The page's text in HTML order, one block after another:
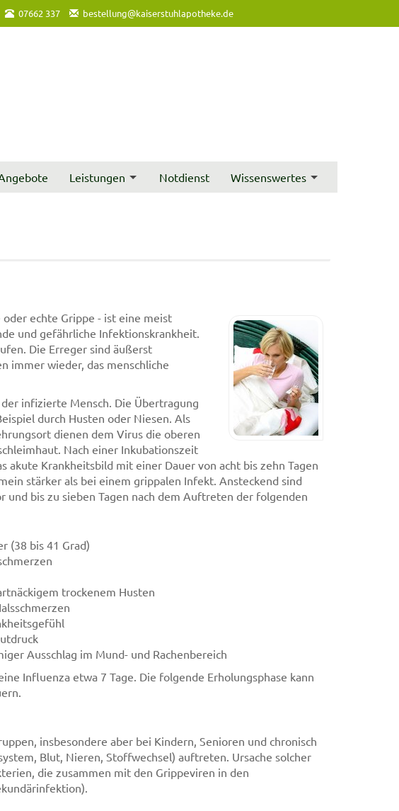
07662 337 bestellung@kaiserstuhlapotheke.de
Leistungen Notdienst Wissenswertes
echte Grippe - ist eine meist
und gefährliche Infektionskrankheit.
Die Erreger sind äußerst
immer wieder, das menschliche
infizierte Mensch. Die Übertragung
durch Husten oder Niesen. Als
dienen dem Virus die oberen
Nach einer Inkubationszeit
akute Krankheitsbild mit einer Dauer von acht bis zehn Tagen
stärker als bei einem grippalen Infekt. Ansteckend sind
und bis zu sieben Tagen nach dem Auftreten der folgenden
(38 bis 41 Grad)
trockenem Husten
Ausschlag im Mund- und Rachenbereich
Influenza etwa 7 Tage. Die folgende Erholungsphase kann
insbesondere aber bei Kindern, Senioren und chronisch
Blut, Nieren, Stoffwechsel) auftreten. Ursache solcher
die zusammen mit den Grippeviren in den